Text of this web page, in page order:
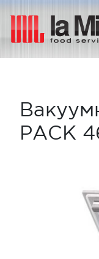
PACK